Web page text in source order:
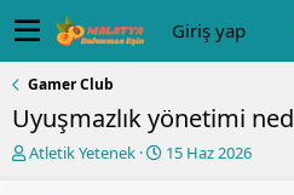
Giriş yap
Gamer Club
Uyuşmazlık yönetimi
K
Atletik Yetenek
B15 Haz 2026